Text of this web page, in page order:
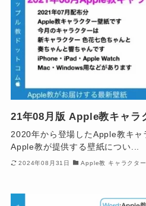
21年08月版 Apple教キャラ
2020年から登場したApple教キャ
Apple教が提供する壁紙につい...
2024年08月31日 Apple教 キャラクター